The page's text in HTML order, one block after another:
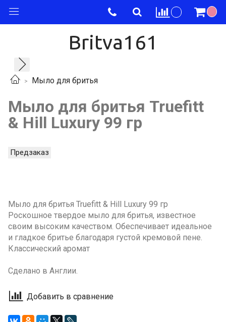
Britva161
Мыло для бритья
Мыло для бритья Truefitt
& Hill Luxury 99 гр
Предзаказ
Мыло для бритья Truefitt & Hill Luxury 99 гр
Роскошное твердое мыло для бритья, известное
своим высоким качеством. Обеспечивает идеальное
и гладкое бритье благодаря густой кремовой пене.
Классический аромат
Сделано в Англии.
Добавить в сравнение